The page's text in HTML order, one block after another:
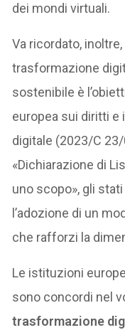
dei mondi virtuali.
Va ricordato,
trasformazione
sostenibile è
europea sui diritti e
digitale (2023/C
«Dichiarazione di
uno scopo», gli
l’adozione di un
che rafforzi la
Le istituzioni
sono concordi nel
trasformazione